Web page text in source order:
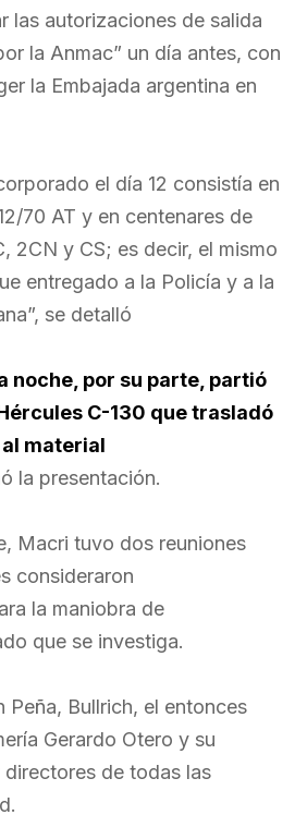
las autorizaciones de salida
la Anmac” un día antes, con
la Embajada argentina en
el día 12 consistía en
70 AT y en centenares de
2CN y CS; es decir, el mismo
entregado a la Policía y a la
se detalló
noche, por su parte, partió
C-130 que trasladó
material
la presentación.
Macri tuvo dos reuniones
consideraron
la maniobra de
que se investiga.
Peña, Bullrich, el entonces
Gerardo Otero y su
de todas las